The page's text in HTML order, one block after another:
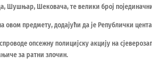
Шушњар, Шековача, те велики број
предмету, додајући да је Републички
опсежну полицијску акцију на
за ратни злочин.